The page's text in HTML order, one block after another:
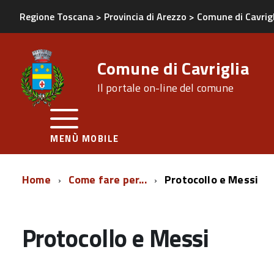
Regione Toscana > Provincia di Arezzo > Comune di
Comune di Cavriglia
Il portale on-line del comune
MENÙ MOBILE
Home Come fare per... Protocollo e Messi
Protocollo e Messi